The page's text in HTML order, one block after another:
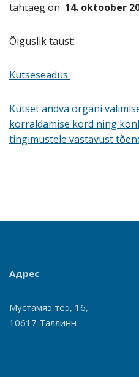
tähtaeg on 14. oktoober
Õiguslik taust:
Kutseseadus
Kutset andva organi
korraldamise kord ning
tingimustele vastavust
Адрес
Мустамяэ теэ, 16,
10617 Таллинн